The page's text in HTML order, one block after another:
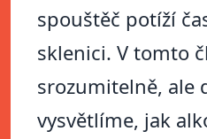
spouštěč potíží
sklenici. V tomto
srozumitelně, ale
vysvětlíme, jak